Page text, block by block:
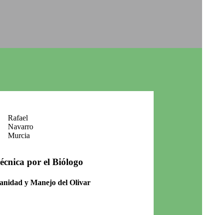
Rafael
Navarro
Murcia
por el Biólogo
y Manejo del Olivar